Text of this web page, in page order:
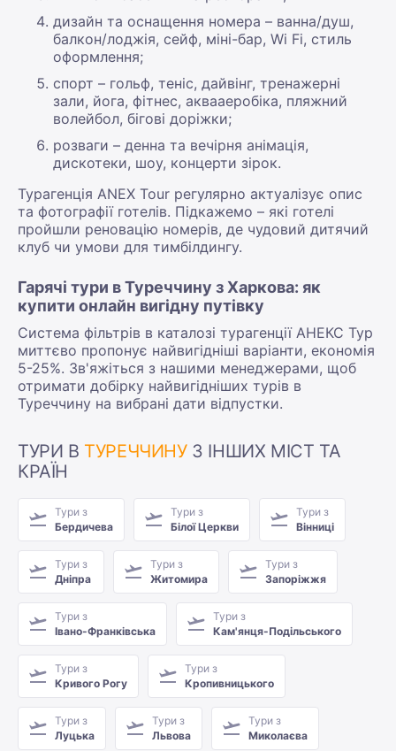
дизайн та оснащення номера – ванна/душ,
балкон/лоджія, сейф, міні-бар, Wi Fi, стиль
оформлення;
спорт – гольф, теніс, дайвінг, тренажерні
зали, йога, фітнес, аквааеробіка, пляжний
волейбол, бігові доріжки;
розваги – денна та вечірня анімація,
дискотеки, шоу, концерти зірок.
Турагенція ANEX Tour регулярно актуалізує опис
та фотографії готелів. Підкажемо – які готелі
пройшли реновацію номерів, де чудовий дитячий
клуб чи умови для тимбілдингу.
Гарячі тури в Туреччину з Харкова: як
купити онлайн вигідну путівку
Система фільтрів в каталозі турагенції АНЕКС Тур
миттєво пропонує найвигідніші варіанти, економія
5-25%. Зв'яжіться з нашими менеджерами, щоб
отримати добірку найвигідніших турів в
Туреччину на вибрані дати відпустки.
ТУРИ В ТУРЕЧЧИНУЗ ІНШИХ МІСТ ТА
КРАЇН
Тури з
Бердичева
Тури з
Білої Церкви
Тури з
Вінниці
Тури з
Дніпра
Тури з
Житомира
Тури з
Запоріжжя
Тури з
Івано-Франківська
Тури з
Кам'янця-Подільського
Тури з
Кривого Рогу
Тури з
Кропивницького
Тури з
Луцька
Тури з
Львова
Тури з
Миколаєва